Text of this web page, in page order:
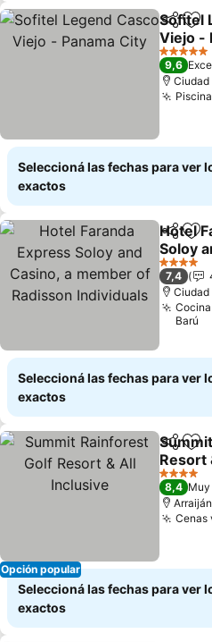
Sofitel
Viejo -
5 Estrellas
9,6
Ciudad
Seleccioná las fechas para ver
exactos
Hotel
Soloy
4 Estrellas
7,4
Ciudad
Barú
Seleccioná las fechas para ver
exactos
Opción popular
Resort
4 Estrellas
8,4
Arraiján
Cenas
Seleccioná las fechas para ver
exactos